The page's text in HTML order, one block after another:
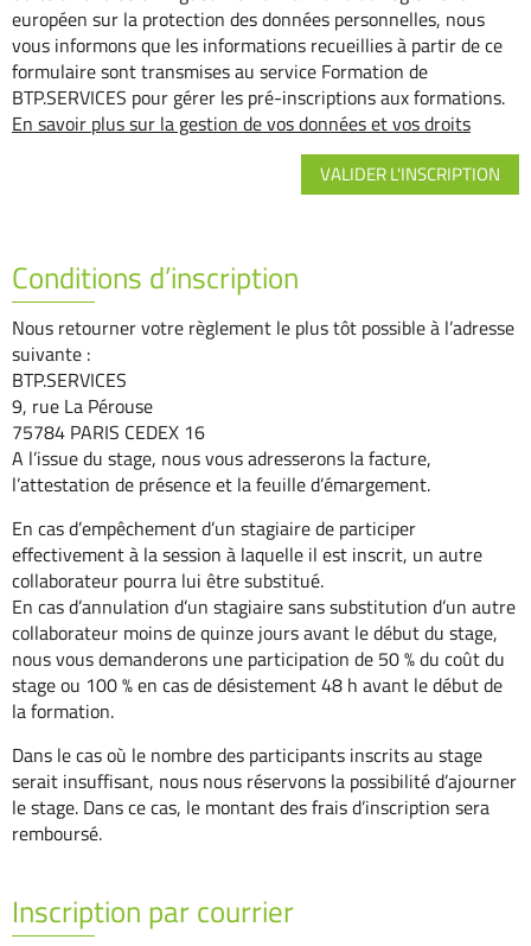
européen sur la protection des données personnelles, nous
vous informons que les informations recueillies à partir de ce
formulaire sont transmises au service Formation de
BTP.SERVICES pour gérer les pré-inscriptions aux formations.
En savoir plus sur la gestion de vos données et vos droits
Conditions d’inscription
Nous retourner votre règlement le plus tôt possible à l’adresse
suivante :
BTP.SERVICES
9, rue La Pérouse
75784 PARIS CEDEX 16
A l’issue du stage, nous vous adresserons la facture,
l’attestation de présence et la feuille d’émargement.
En cas d’empêchement d’un stagiaire de participer
effectivement à la session à laquelle il est inscrit, un autre
collaborateur pourra lui être substitué.
En cas d’annulation d’un stagiaire sans substitution d’un autre
collaborateur moins de quinze jours avant le début du stage,
nous vous demanderons une participation de 50 % du coût du
stage ou 100 % en cas de désistement 48 h avant le début de
la formation.
Dans le cas où le nombre des participants inscrits au stage
serait insuffisant, nous nous réservons la possibilité d’ajourner
le stage. Dans ce cas, le montant des frais d’inscription sera
remboursé.
Inscription par courrier